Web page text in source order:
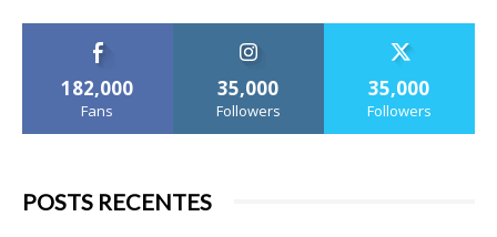
182,000
Fans
35,000
Followers
35,000
Followers
POSTS RECENTES